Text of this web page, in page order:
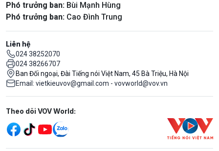
Phó trưởng ban: Bùi Mạnh Hùng
Phó trưởng ban: Cao Đình Trung
Liên hệ
024 38252070
024 38266707
Ban Đối ngoại, Đài Tiếng nói Việt Nam, 45 Bà Triệu, Hà Nội
Email: vietkieuvov@gmail.com - vovworld@vov.vn
Mạng xã hội
Theo dõi VOV World: